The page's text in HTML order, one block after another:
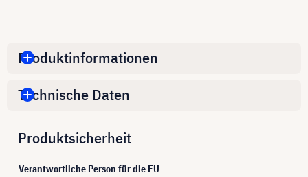
Produktinformationen
Technische Daten
Produktsicherheit
Verantwortliche Person für die EU